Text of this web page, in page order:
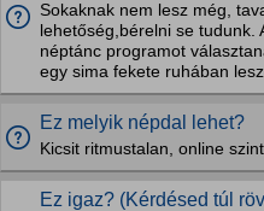
Sokaknak nem lesz még,
lehetőség,bérelni se tudunk.
néptánc programot
egy sima fekete ruhában
Ez melyik népdal lehet?
Kicsit ritmustalan, online
Ez igaz? (Kérdésed túl